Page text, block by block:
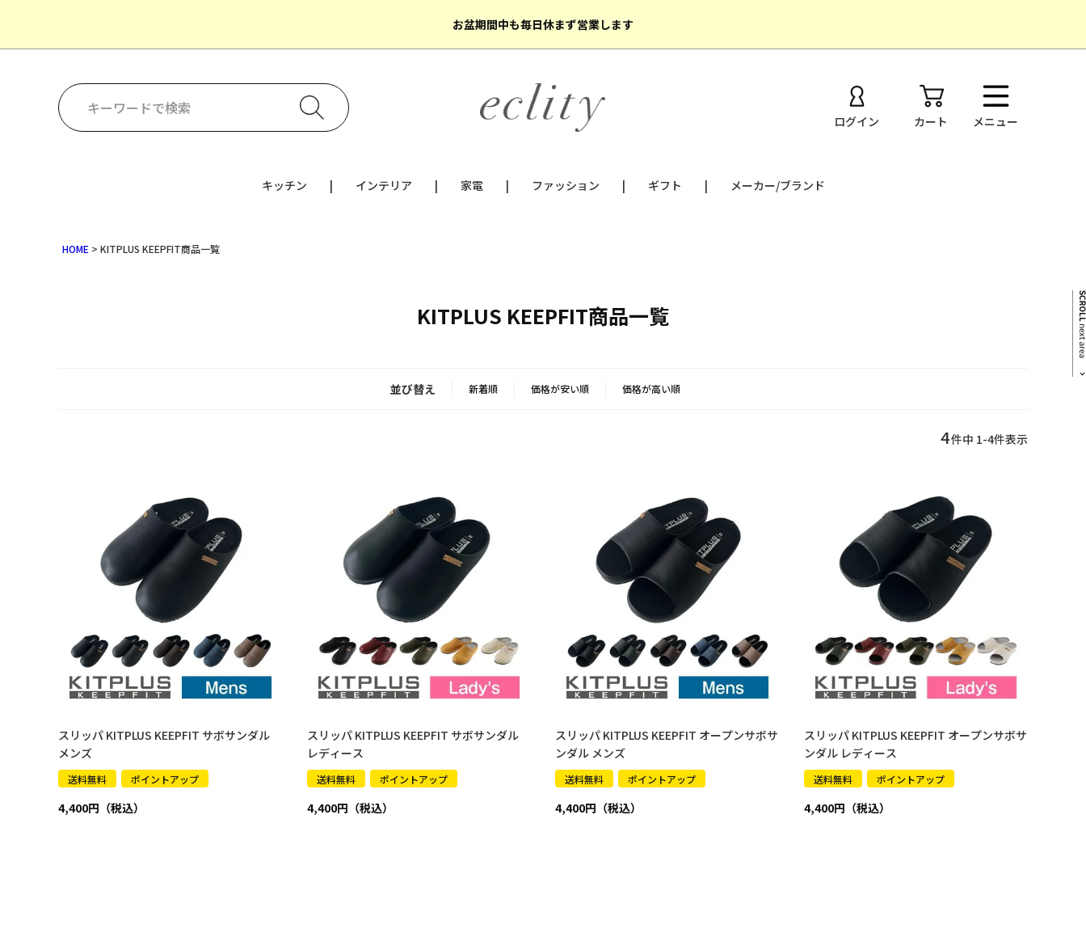
お盆期間中も毎日休まず営業します
カート メニュー
ログイン
キッチン インテリア 家電 ファッション ギフト メーカー/ブランド
HOME KITPLUS KEEPFIT商品一覧
KITPLUS KEEPFIT商品一覧
並び替え 新着順 価格が安い順 価格が高い順
4件中 1-4件表示
スリッパ KITPLUS KEEPFIT サボサンダル
メンズ
送料無料 ポイントアップ
4,400
スリッパ KITPLUS KEEPFIT サボサンダル
レディース
送料無料 ポイントアップ
4,400
スリッパ KITPLUS KEEPFIT オープンサボサ
ンダル メンズ
送料無料 ポイントアップ
4,400
スリッパ KITPLUS KEEPFIT オープンサボサ
ンダル レディース
送料無料 ポイントアップ
4,400